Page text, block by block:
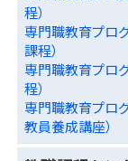
程）
専門職教育プロ
課程）
専門職教育プロ
程）
専門職教育プロ
教員養成講座）